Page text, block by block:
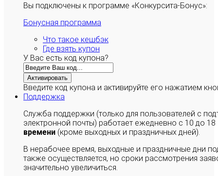
Вы подключены к программе «Конкурсита-Бонус»:
Бонусная программа
Что такое кешбэк
Где взять купон
У Вас есть код купона?
Активировать
Введите код купона и активируйте его нажатием
Поддержка
Служба поддержки (только для пользователей с
электронной почты) работает ежедневно с 10 до
времени (кроме выходных и праздничных дней).
В нерабочее время, выходные и праздничные дни
также осуществляется, но сроки рассмотрения
значительно увеличиться.